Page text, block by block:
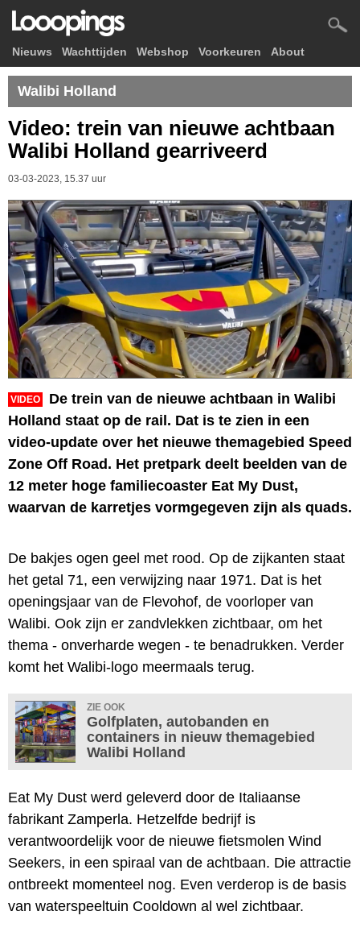
Nieuws Wachttijden Webshop Voorkeuren About
Walibi Holland
Video: trein van nieuwe achtbaan
Walibi Holland gearriveerd
03-03-2023, 15.37 uur
VIDEO
De trein van de nieuwe achtbaan in Walibi
Holland staat op de rail. Dat is te zien in een
video-update over het nieuwe themagebied Speed
Zone Off Road. Het pretpark deelt beelden van de
12 meter hoge familiecoaster Eat My Dust,
waarvan de karretjes vormgegeven zijn als quads.
De bakjes ogen geel met rood. Op de zijkanten staat
het getal 71, een verwijzing naar 1971. Dat is het
openingsjaar van de Flevohof, de voorloper van
Walibi. Ook zijn er zandvlekken zichtbaar, om het
thema - onverharde wegen - te benadrukken. Verder
komt het Walibi-logo meermaals terug.
ZIE OOK
Golfplaten, autobanden en
containers in nieuw themagebied
Walibi Holland
Eat My Dust werd geleverd door de Italiaanse
fabrikant Zamperla. Hetzelfde bedrijf is
verantwoordelijk voor de nieuwe fietsmolen Wind
Seekers, in een spiraal van de achtbaan. Die attractie
ontbreekt momenteel nog. Even verderop is de basis
van waterspeeltuin Cooldown al wel zichtbaar.